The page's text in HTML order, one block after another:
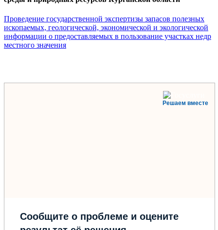
Проведение государственной экспертизы запасов полезных
ископаемых, геологической, экономической и экологической
информации о предоставляемых в пользование участках недр
местного значения
Решаем вместе
Сообщите о проблеме и оцените